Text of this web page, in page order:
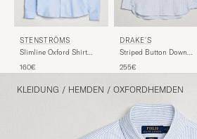
STENSTRÖMS
Slimline Oxford Shirt
160€
DRAKE'S
Striped Button Down
255€
KLEIDUNG / HEMDEN / OXFORDHEMDEN